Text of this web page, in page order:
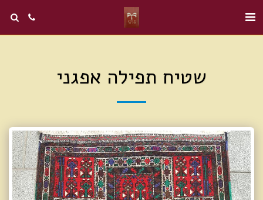
שטיח תפילה אפגני